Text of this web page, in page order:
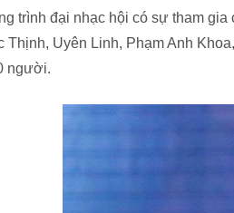
trình đại nhạc hội có sự tham gia
Thịnh, Uyên Linh, Phạm Anh
người.